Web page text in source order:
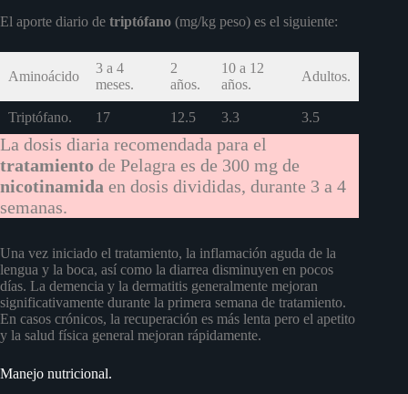
El aporte diario de triptófano (mg/kg peso) es el siguiente:
Aminoácido
3 a 4
meses.
2
años.
10 a 12
años.
Adultos.
Triptófano. 17 12.5 3.3 3.5
La dosis diaria recomendada para el
tratamiento de Pelagra es de 300 mg de
nicotinamida en dosis divididas, durante 3 a 4
semanas.
Una vez iniciado el tratamiento, la inflamación aguda de la
lengua y la boca, así como la diarrea disminuyen en pocos
días. La demencia y la dermatitis generalmente mejoran
significativamente durante la primera semana de tratamiento.
En casos crónicos, la recuperación es más lenta pero el apetito
y la salud física general mejoran rápidamente.
Manejo nutricional.